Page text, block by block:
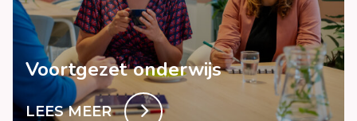
Voortgezet onderwijs
LEES MEER